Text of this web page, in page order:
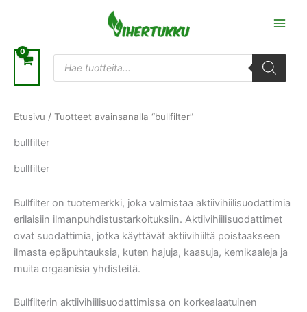
Products
search
Etusivu / Tuotteet avainsanalla “bullfilter”
bullfilter
bullfilter
Bullfilter on tuotemerkki, joka valmistaa aktiivihiilisuodattimia
erilaisiin ilmanpuhdistustarkoituksiin. Aktiivihiilisuodattimet
ovat suodattimia, jotka käyttävät aktiivihiiltä poistaakseen
ilmasta epäpuhtauksia, kuten hajuja, kaasuja, kemikaaleja ja
muita orgaanisia yhdisteitä.
Bullfilterin aktiivihiilisuodattimissa on korkealaatuinen